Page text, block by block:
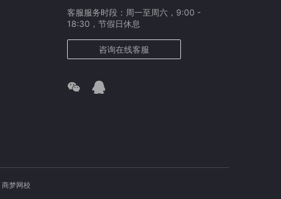
客服服务时段：周一至周六，9:00 -
18:30，节假日休息
咨询在线客服
商梦网校